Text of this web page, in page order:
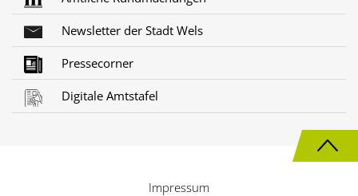
Newsletter der Stadt Wels
Pressecorner
Digitale Amtstafel
Impressum